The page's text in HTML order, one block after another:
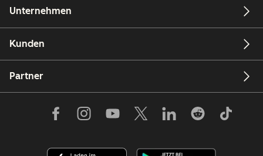
Unternehmen
Kunden
Partner